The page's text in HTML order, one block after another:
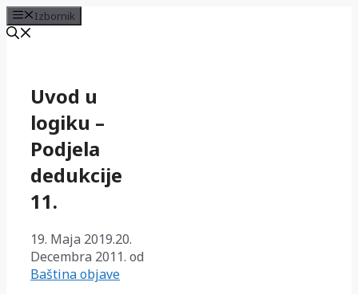
Izbornik
sadržajUvod u
logiku –
Podjela
dedukcije
11.
19. Maja 2019.20.
Decembra 2011. od
Baština objave